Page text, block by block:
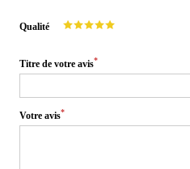
Qualité
Titre de votre avis*
Votre avis*